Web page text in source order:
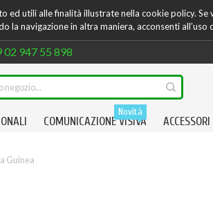
utili alle finalità illustrate nella cookie policy. Se
la navigazione in altra maniera, acconsenti all’uso
02 947 55 898
COMUNICAZIONE VISIVA
Novità
ACCESSORI
Guinea